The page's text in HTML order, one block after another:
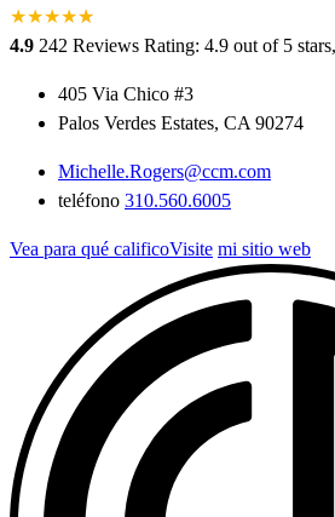
★★★★★
★
4.9 242 Reviews Rating: 4.9 out of 5
405 Via Chico #3
Palos Verdes Estates, CA 90274
Michelle.Rogers@ccm.com
teléfono 310.560.6005
Vea para qué calificoVisite mi sitio web